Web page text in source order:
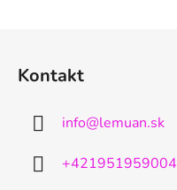
Kontakt
info@lemuan.sk
+421951959004